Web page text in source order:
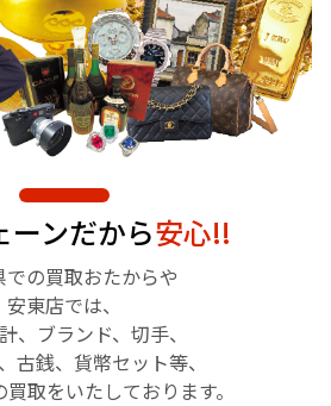
ーンだから安心!!
での買取おたからや
安東店では、
、ブランド、切手、
古銭、貨幣セット等、
取をいたしております。